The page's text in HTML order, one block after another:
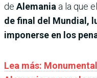
de Alemania a la que
de final del Mundial,
imponerse en los
Lea más: